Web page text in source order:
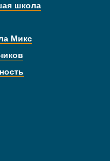
школа
Микс